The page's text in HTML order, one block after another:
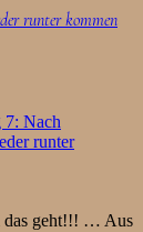
runter kommen
das geht!!! … Aus